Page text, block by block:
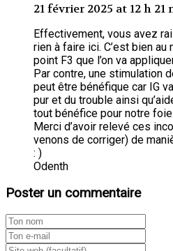
21 février 2025 at 12 h 21
Effectivement, vous avez
rien à faire ici. C’est bien
point F3 que l’on va
Par contre, une stimulation
peut être bénéfique car IG
pur et du trouble ainsi
tout bénéfice pour notre foie.
Merci d’avoir relevé ces
venons de corriger) de
: )
Odenth
Poster un commentaire